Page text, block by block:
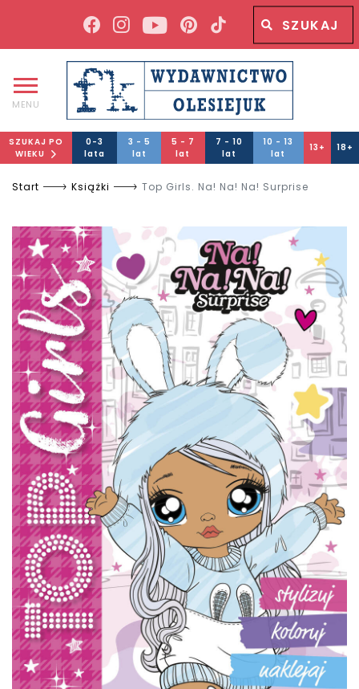
Wyszukiwana fraza
MENU
SZUKAJ PO
WIEKU
0-3
lata
3 - 5
lat
5 - 7
lat
7 - 10
lat
10 - 13
lat
13+ 18+
Start Książki Top Girls. Na! Na! Na! Surprise